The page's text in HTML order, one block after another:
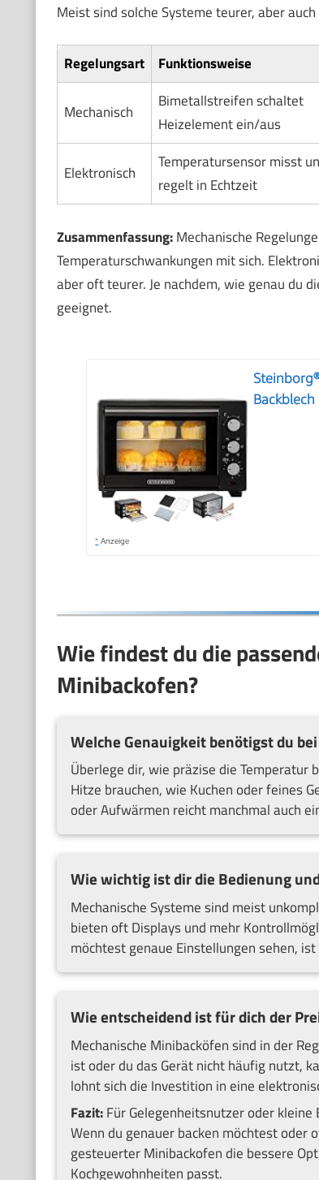
Meist sind solche Systeme teurer, aber
Regelungsart Funktionsweise
Mechanisch
Bimetallstreifen schaltet
Heizelement ein/aus
Elektronisch
Temperatursensor misst
regelt in Echtzeit
Zusammenfassung:Mechanische
Temperaturschwankungen mit sich.
aber oft teurer. Je nachdem, wie genau du
geeignet.
* Anzeige
Wie findest du die
Minibackofen?
Welche Genauigkeit benötigst du
Überlege dir, wie präzise die Temperatur
Hitze brauchen, wie Kuchen oder feines
oder Aufwärmen reicht manchmal auch
Wie wichtig ist dir die Bedienung
Mechanische Systeme sind meist
bieten oft Displays und mehr
möchtest genaue Einstellungen sehen,
Wie entscheidend ist für dich der
Mechanische Minibacköfen sind in der
ist oder du das Gerät nicht häufig nutzt,
lohnt sich die Investition in eine
Fazit:Für Gelegenheitsnutzer oder kleine
Wenn du genauer backen möchtest
gesteuerter Minibackofen die bessere
Kochgewohnheiten passt.